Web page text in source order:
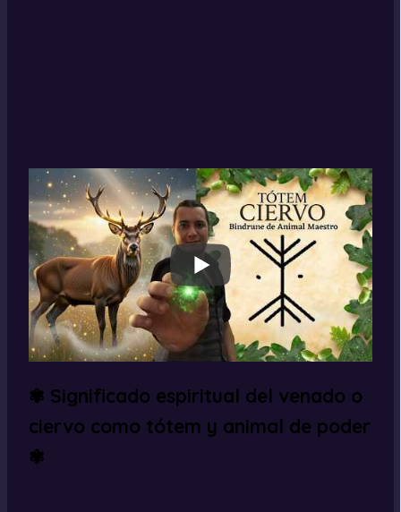
✾ Significado espiritual del venado o
ciervo como tótem y animal de poder
✾